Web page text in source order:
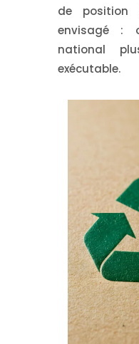
de position
envisagé :
national
exécutable.